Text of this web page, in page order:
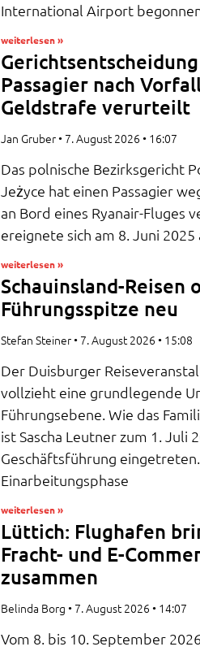
International Airport
weiterlesen »
Passagier nach
Geldstrafe verurteilt
Jan Gruber 7. August 2026 16:07
Das polnische Bezirksgericht
Jeżyce hat einen Passagier
an Bord eines Ryanair-Fluges
ereignete sich am 8. Juni
weiterlesen »
Schauinsland-Reisen
Führungsspitze neu
Stefan Steiner 7. August 2026 15:08
Der Duisburger
vollzieht eine grundlegende
Führungsebene. Wie das
ist Sascha Leutner zum 1. Juli
Geschäftsführung
Einarbeitungsphase
weiterlesen »
Lüttich: Flughafen
Fracht- und E-
zusammen
Belinda Borg 7. August 2026 14:07
Vom 8. bis 10. September